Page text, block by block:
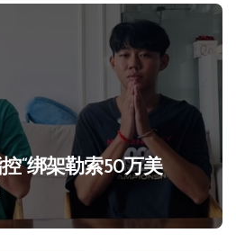
“绑架勒索50万美